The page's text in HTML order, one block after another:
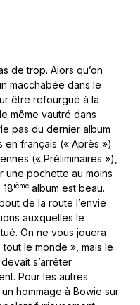
de trop. Alors qu’on
macchabée dans le
être refourgué à la
même vautré dans
pas du dernier album
en français (« Après »)
(« Préliminaires »),
une pochette au moins
ième album est beau.
de la route l’envie
auxquelles le
On ne vous jouera
le monde », mais le
s’arrêter
Pour les autres
hommage à Bowie sur